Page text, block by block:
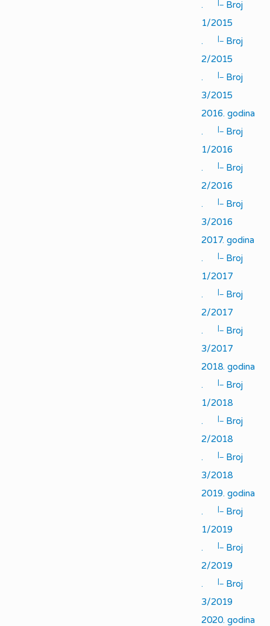
.
Broj
1/2015
.
|_ Broj
2/2015
.
|_ Broj
3/2015
2016. godina
.
|_ Broj
1/2016
.
|_ Broj
2/2016
.
|_ Broj
3/2016
2017. godina
.
|_ Broj
1/2017
.
|_ Broj
2/2017
.
|_ Broj
3/2017
2018. godina
.
|_ Broj
1/2018
.
|_ Broj
2/2018
.
|_ Broj
3/2018
2019. godina
.
|_ Broj
1/2019
.
|_ Broj
2/2019
.
|_ Broj
3/2019
2020. godina